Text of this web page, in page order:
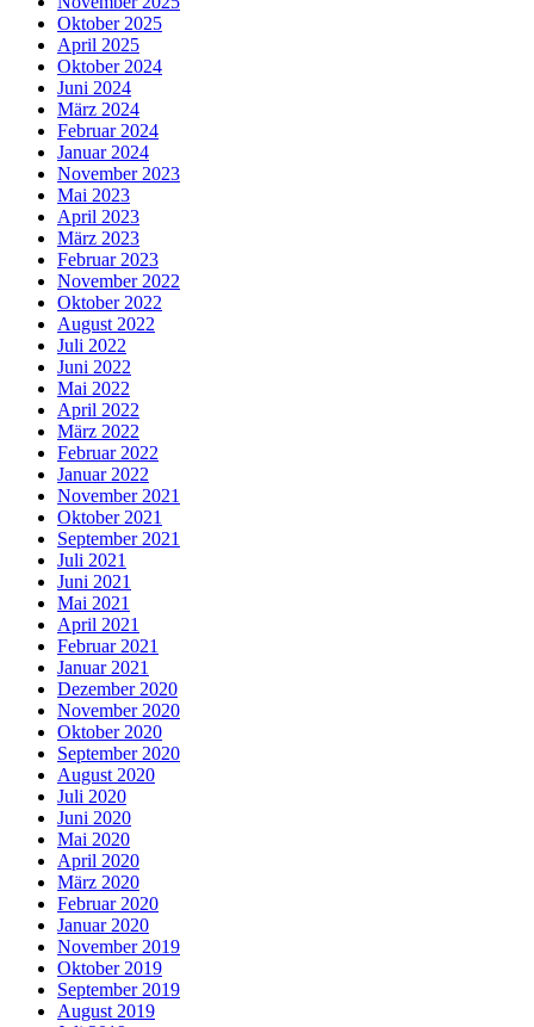
Oktober 2025
April 2025
Oktober 2024
Juni 2024
März 2024
Februar 2024
Januar 2024
November 2023
Mai 2023
April 2023
März 2023
Februar 2023
November 2022
Oktober 2022
August 2022
Juli 2022
Juni 2022
Mai 2022
April 2022
März 2022
Februar 2022
Januar 2022
November 2021
Oktober 2021
September 2021
Juli 2021
Juni 2021
Mai 2021
April 2021
Februar 2021
Januar 2021
Dezember 2020
November 2020
Oktober 2020
September 2020
August 2020
Juli 2020
Juni 2020
Mai 2020
April 2020
März 2020
Februar 2020
Januar 2020
November 2019
Oktober 2019
September 2019
August 2019